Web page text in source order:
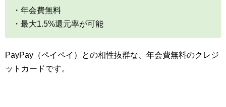
・年会費無料
・最大1.5%還元率が可能
PayPay（ペイペイ）との相性抜群な、年会費無料のクレジ
ットカードです。